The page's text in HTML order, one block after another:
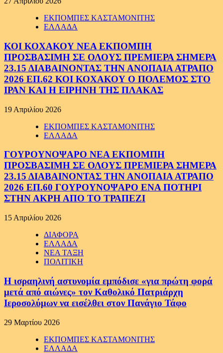
ΕΚΠΟΜΠΕΣ ΚΑΣΤΑΜΟΝΙΤΗΣ
ΕΛΛΑΔΑ
ΚΟΙ ΚΟΧΑΚΟΥ ΝΕΑ ΕΚΠΟΜΠΗ
ΠΡΟΣΒΑΣΙΜΗ ΣΕ ΟΛΟΥΣ ΠΡΕΜΙΕΡΑ ΣΗΜΕΡΑ
23.15 ΔΙΑΒΑΙΝΟΝΤΑΣ ΤΗΝ ΑΝΟΠΑΙΑ ΑΤΡΑΠΟ
2026 ΕΠ.62 ΚΟΙ ΚΟΧΑΚΟΥ Ο ΠΟΛΕΜΟΣ ΣΤΟ
ΙΡΑΝ ΚΑΙ Η ΕΙΡΗΝΗ ΤΗΣ ΠΛΑΚΑΣ
19 Απριλίου 2026
ΕΚΠΟΜΠΕΣ ΚΑΣΤΑΜΟΝΙΤΗΣ
ΕΛΛΑΔΑ
ΓΟΥΡΟΥΝΟΨΑΡΟ ΝΕΑ ΕΚΠΟΜΠΗ
ΠΡΟΣΒΑΣΙΜΗ ΣΕ ΟΛΟΥΣ ΠΡΕΜΙΕΡΑ ΣΗΜΕΡΑ
23.15 ΔΙΑΒΑΙΝΟΝΤΑΣ ΤΗΝ ΑΝΟΠΑΙΑ ΑΤΡΑΠΟ
2026 ΕΠ.60 ΓΟΥΡΟΥΝΟΨΑΡΟ ΕΝΑ ΠΟΤΗΡΙ
ΣΤΗΝ ΑΚΡΗ ΑΠΟ ΤΟ ΤΡΑΠΕΖΙ
15 Απριλίου 2026
ΔΙΑΦΟΡΑ
ΕΛΛΑΔΑ
ΝΕΑ ΤΑΞΗ
ΠΟΛΙΤΙΚΗ
Η ισραηλινή αστυνομία εμπόδισε «για πρώτη φορά
μετά από αιώνες» τον Καθολικό Πατριάρχη
Ιεροσολύμων να εισέλθει στον Πανάγιο Τάφο
29 Μαρτίου 2026
ΕΚΠΟΜΠΕΣ ΚΑΣΤΑΜΟΝΙΤΗΣ
ΕΛΛΑΔΑ